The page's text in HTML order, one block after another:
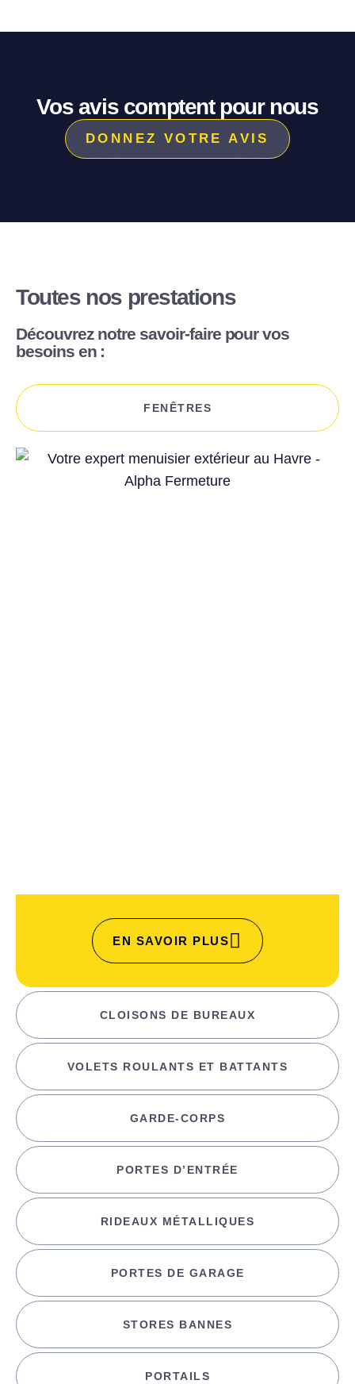
Vos avis comptent pour nous
DONNEZ VOTRE AVIS
Toutes nos prestations
Découvrez notre savoir-faire pour vos
besoins en :
FENÊTRES
CLOISONS DE BUREAUX
VOLETS ROULANTS ET BATTANTS
GARDE-CORPS
PORTES D’ENTRÉE
RIDEAUX MÉTALLIQUES
PORTES DE GARAGE
STORES BANNES
PORTAILS
EN SAVOIR PLUS